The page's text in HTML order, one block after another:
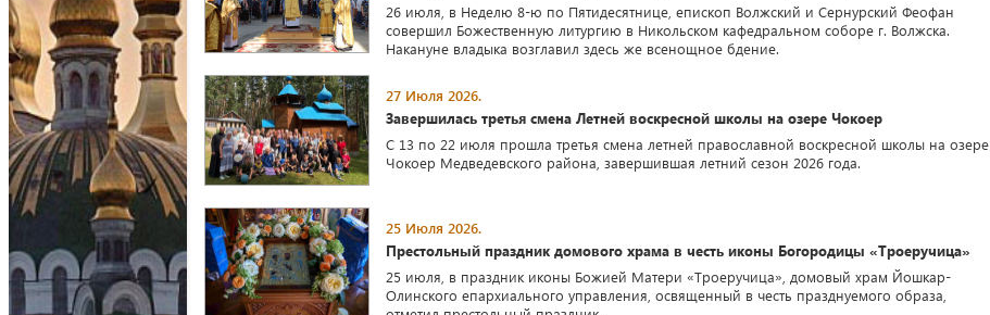
26 июля, в Неделю 8-ю по Пятидесятнице, епископ Волжский и Сернурский Феофан
совершил Божественную литургию в Никольском кафедральном соборе г. Волжска.
Накануне владыка возглавил здесь же всенощное бдение.
27 Июля 2026.
Завершилась третья смена Летней воскресной школы на озере Чокоер
С 13 по 22 июля прошла третья смена летней православной воскресной школы на озере
Чокоер Медведевского района, завершившая летний сезон 2026 года.
25 Июля 2026.
Престольный праздник домового храма в честь иконы Богородицы «Троеручица»
25 июля, в праздник иконы Божией Матери «Троеручица», домовый храм Йошкар-
Олинского епархиального управления, освященный в честь празднуемого образа,